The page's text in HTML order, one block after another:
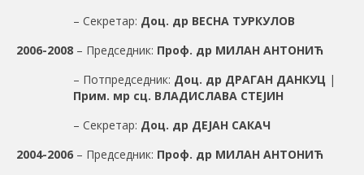
– Секретар: Доц. др ВЕСНА ТУРКУЛОВ
2006-2008 – Председник: Проф. др МИЛАН АНТОНИЋ
– Потпредседник: Доц. др ДРАГАН ДАНКУЦ |
Прим. мр сц. ВЛАДИСЛАВА СТЕЈИН
– Секретар: Доц. др ДЕЈАН САКАЧ
2004-2006 – Председник: Проф. др МИЛАН АНТОНИЋ